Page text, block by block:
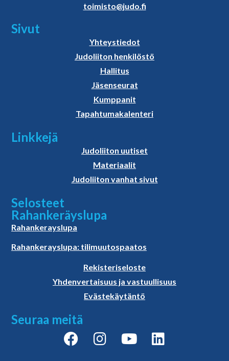
toimisto@judo.fi
Sivut
Yhteystiedot
Judoliiton henkilöstö
Hallitus
Jäsenseurat
Kumppanit
Tapahtumakalenteri
Linkkejä
Judoliiton uutiset
Materiaalit
Judoliiton vanhat sivut
Selosteet
Rahankeräyslupa
Rahankerayslupa
Rahankerayslupa: tilimuutospaatos
Rekisteriseloste
Yhdenvertaisuus ja vastuullisuus
Evästekäytäntö
Seuraa meitä